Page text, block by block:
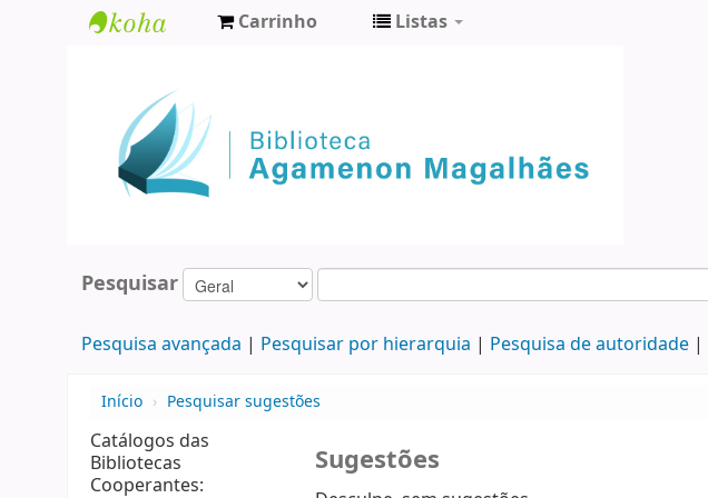
Agamenon
Magalhães
Carrinho Listas
Pesquisar
Pesquisa avançada Pesquisar por hierarquia Pesquisa de autoridade
Início › Pesquisar sugestões
Catálogos das
Bibliotecas
Cooperantes:
Sugestões